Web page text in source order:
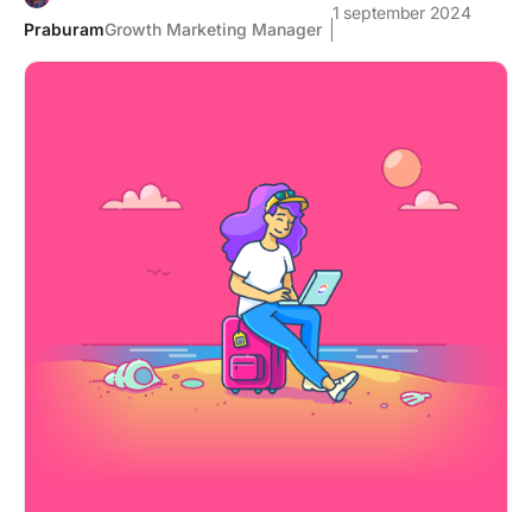
PraburamGrowth Marketing Manager
1 september 2024